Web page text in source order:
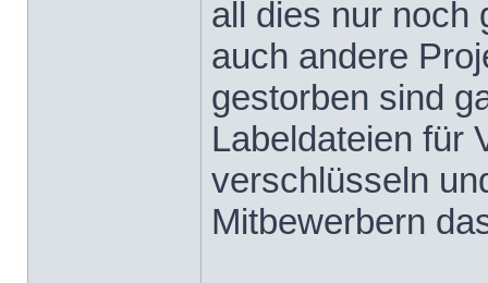
all dies nur noch
auch andere
gestorben sind
Labeldateien für
verschlüsseln
Mitbewerbern